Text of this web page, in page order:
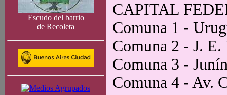
Escudo del barrio
de Recoleta
CAPITAL
Comuna 1 -
Comuna 2 - J.
Comuna 3 -
Comuna 4 - Av.